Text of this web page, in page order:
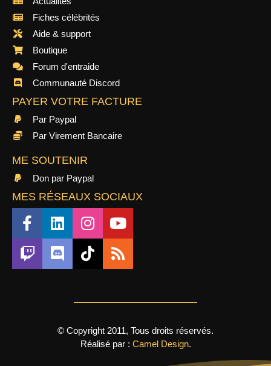
Fiches célébrités
Aide & support
Boutique
Forum d'entraide
Communauté Discord
PAYER VOTRE FACTURE
Par Paypal
Par Virement Bancaire
ME SOUTENIR
Don par Paypal
MES RÉSEAUX SOCIAUX
© Copyright 2011, Tous droits réservés.
Réalisé par : Camel Design.